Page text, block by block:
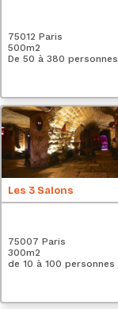
75012 Paris
500m2
De 50 à 380 personnes
Les 3 Salons
75007 Paris
300m2
de 10 à 100 personnes